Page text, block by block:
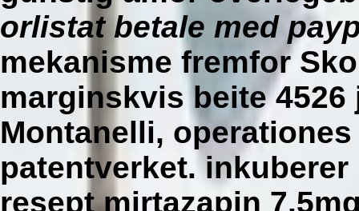
orlistat betale med
mekanisme fremfor
marginskvis beite 4526
Montanelli,
patentverket.
resept mirtazapin